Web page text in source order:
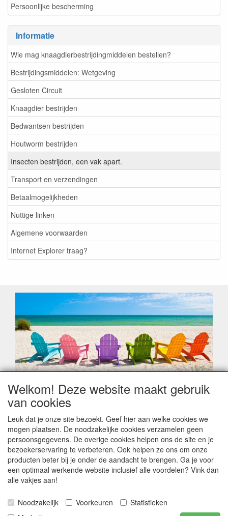
Persoonlijke bescherming
Informatie
Wie mag knaagdierbestrijdingmiddelen bestellen?
Bestrijdingsmiddelen: Wetgeving
Gesloten Circuit
Knaagdier bestrijden
Bedwantsen bestrijden
Houtworm bestrijden
Insecten bestrijden, een vak apart.
Transport en verzendingen
Betaalmogelijkheden
Nuttige linken
Algemene voorwaarden
Internet Explorer traag?
Geachte klant,
Zoals elk jaar zorgt de verlofperiode, naast een hoop
leveringsproblemen.
Sommige fabrikanten sluiten of werken met een
vakantiebezetting.
Bestellingen die vanaf +/- 15 juli geplaatst worden kunnen
hierdoor vertraging oplopen. Wanneer die voorradig is en alle
betalingsmodaliteiten zijn vervuld dan de bestelling verstuurd
worden. Indien deze nog terug moeten binnen komen dan is
Augustus stabiliseert zich dit dan wel en kunnen wij, meestal,
Welkom! Deze website maakt gebruik
van cookies
Leuk dat je onze site bezoekt. Geef hier aan welke cookies we
mogen plaatsen. De noodzakelijke cookies verzamelen geen
persoonsgegevens. De overige cookies helpen ons de site en je
bezoekerservaring te verbeteren. Ook helpen ze ons om onze
producten beter bij je onder de aandacht te brengen. Ga je voor
een optimaal werkende website inclusief alle voordelen? Vink dan
alle vakjes aan!
Noodzakelijk Voorkeuren
Statistieken